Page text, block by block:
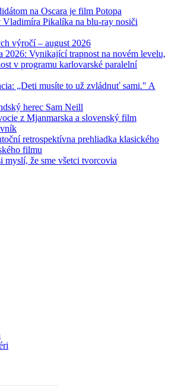
na Oscara je film Potopa
Pikalíka na blu-ray nosiči
výročí – august 2026
Vynikající trapnost na novém levelu,
v programu karlovarské paralelní
„Deti musíte to už zvládnuť sami." A
herec Sam Neill
z Mjanmarska a slovenský film
retrospektívna prehliadka klasického
filmu
myslí, že sme všetci tvorcovia